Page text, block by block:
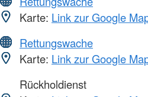
Karte: Link zur Google
Rettungswache
Karte: Link zur Google
Rückholdienst